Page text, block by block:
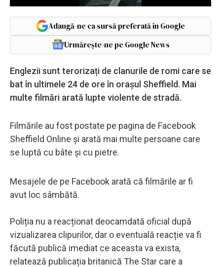
Adaugă-ne ca sursă preferată în Google
Urmărește-ne pe Google News
Englezii sunt terorizați de clanurile de romi care se
bat în ultimele 24 de ore în orașul Sheffield. Mai
multe filmări arată lupte violente de stradă.
Filmările au fost postate pe pagina de Facebook
Sheffield Online și arată mai multe persoane care
se luptă cu bâte și cu pietre.
Mesajele de pe Facebook arată că filmările ar fi
avut loc sâmbătă.
Poliția nu a reacționat deocamdată oficial după
vizualizarea clipurilor, dar o eventuală reacție va fi
făcută publică imediat ce aceasta va exista,
relatează publicația britanică The Star care a